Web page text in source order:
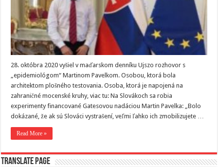
28. októbra 2020 vyšiel v maďarskom denníku Ujszo rozhovor s
„epidemiológom“ Martinom Pavelkom. Osobou, ktorá bola
architektom plošného testovania. Osoba, ktorá je napojená na
zahraničné mocenské kruhy, viac tu: Na Slovákoch sa robia
experimenty financované Gatesovou nadáciou Martin Pavelka: „Bolo
dokázané, že ak sú Slováci vystrašení, veľmi ľahko ich zmobilizujete …
Read More »
Translate page